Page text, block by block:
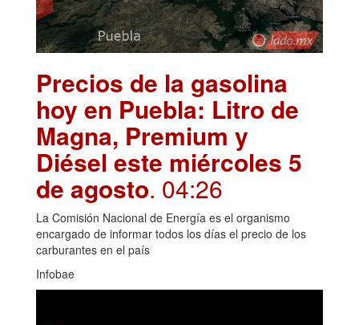
Precios de la gasolina
hoy en Puebla: Litro de
Magna, Premium y
Diésel este miércoles 5
de agosto. 04:26
La Comisión Nacional de Energía es el organismo
encargado de informar todos los días el precio de los
carburantes en el país
Infobae